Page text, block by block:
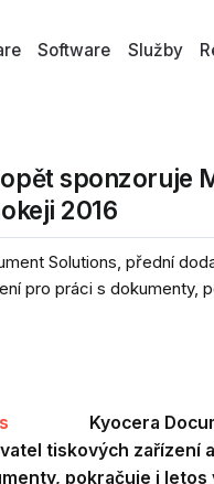
Software Služby
sponzoruje
2016
Solutions, přední
pro práci s dokumenty,
Kyocera
tiskových zařízení
pokračuje i letos